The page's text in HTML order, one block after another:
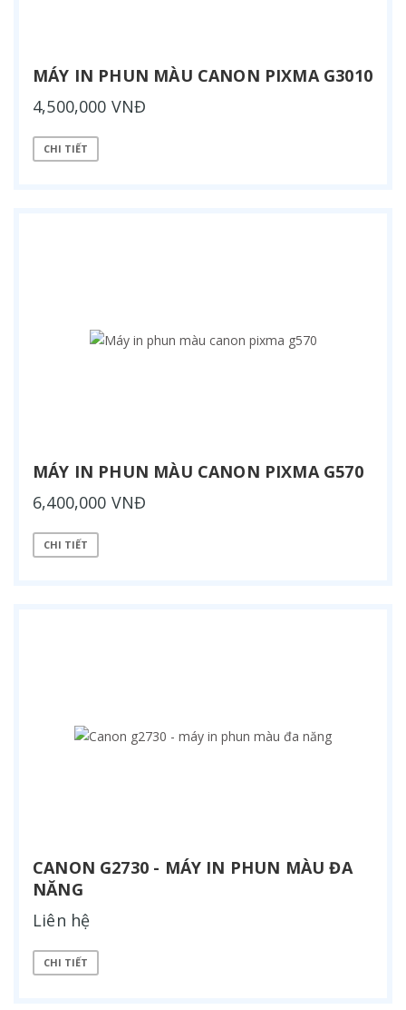
MÁY IN PHUN MÀU CANON PIXMA G3010
4,500,000 VNĐ
CHI TIẾT
MÁY IN PHUN MÀU CANON PIXMA G570
6,400,000 VNĐ
CHI TIẾT
CANON G2730 - MÁY IN PHUN MÀU ĐA
NĂNG
Liên hệ
CHI TIẾT